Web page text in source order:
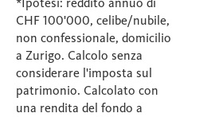
CHF 100'000, celibe/nubile,
non confessionale, domicilio
a Zurigo. Calcolo senza
considerare l'imposta sul
patrimonio. Calcolato con
una rendita del fondo a